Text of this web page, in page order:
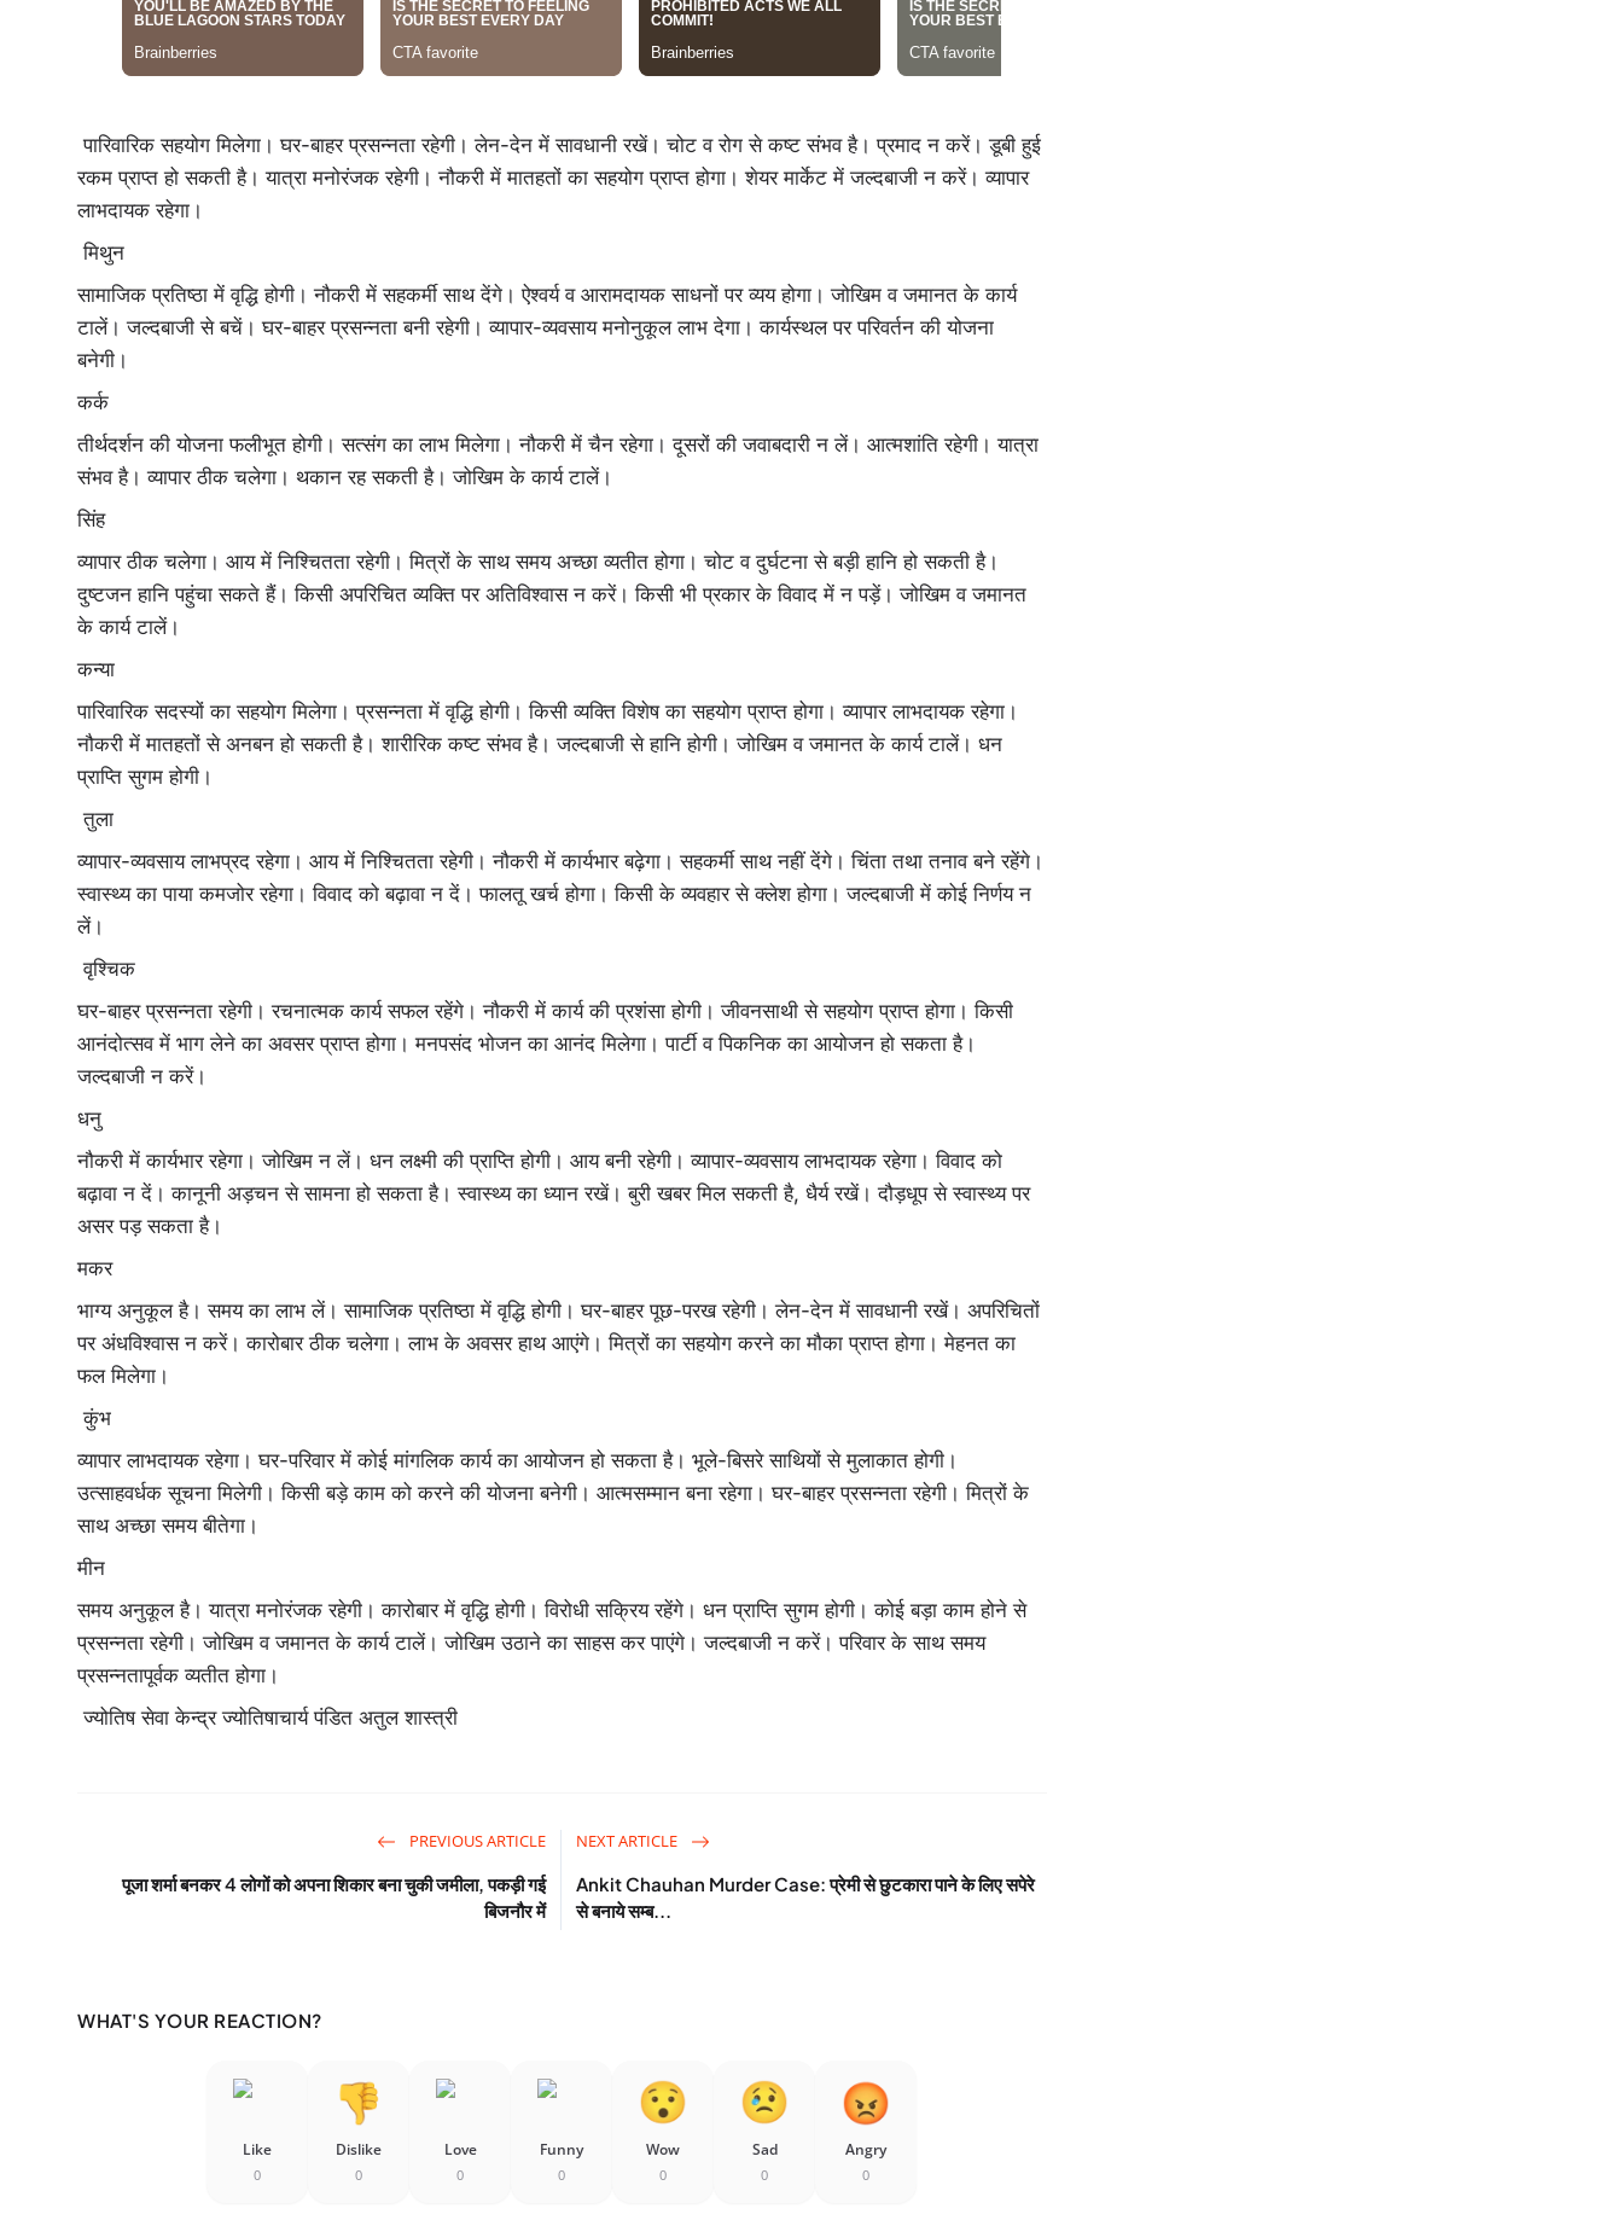
पारिवारिक सहयोग मिलेगा। घर-बाहर प्रसन्नता रहेगी। लेन-देन में सावधानी रखें। चोट व रोग से कष्ट संभव है। प्रमाद न करें। डूबी हुई
रकम प्राप्त हो सकती है। यात्रा मनोरंजक रहेगी। नौकरी में मातहतों का सहयोग प्राप्त होगा। शेयर मार्केट में जल्दबाजी न करें। व्यापार
लाभदायक रहेगा।
मिथुन
सामाजिक प्रतिष्ठा में वृद्धि होगी। नौकरी में सहकर्मी साथ देंगे। ऐश्वर्य व आरामदायक साधनों पर व्यय होगा। जोखिम व जमानत के कार्य
टालें। जल्दबाजी से बचें। घर-बाहर प्रसन्नता बनी रहेगी। व्यापार-व्यवसाय मनोनुकूल लाभ देगा। कार्यस्थल पर परिवर्तन की योजना
बनेगी।
कर्क
तीर्थदर्शन की योजना फलीभूत होगी। सत्संग का लाभ मिलेगा। नौकरी में चैन रहेगा। दूसरों की जवाबदारी न लें। आत्मशांति रहेगी। यात्रा
संभव है। व्यापार ठीक चलेगा। थकान रह सकती है। जोखिम के कार्य टालें।
सिंह
व्यापार ठीक चलेगा। आय में निश्चितता रहेगी। मित्रों के साथ समय अच्‍छा व्यतीत होगा। चोट व दुर्घटना से बड़ी हानि हो सकती है।
दुष्टजन हानि पहुंचा सकते हैं। किसी अपरिचित व्यक्ति पर अतिविश्वास न करें। किसी भी प्रकार के विवाद में न पड़ें। जोखिम व जमानत
के कार्य टालें।
कन्या
पारिवारिक सदस्यों का सहयोग मिलेगा। प्रसन्नता में वृद्धि होगी। किसी व्यक्ति विशेष का सहयोग प्राप्त होगा। व्यापार लाभदायक रहेगा।
नौकरी में मातहतों से अनबन हो सकती है। शारीरिक कष्ट संभव है। जल्दबाजी से हानि होगी। जोखिम व जमानत के कार्य टालें। धन
प्राप्ति सुगम होगी।
तुला
व्यापार-व्यवसाय लाभप्रद रहेगा। आय में निश्चितता रहेगी। नौकरी में कार्यभार बढ़ेगा। सहकर्मी साथ नहीं देंगे। चिंता तथा तनाव बने रहेंगे।
स्वास्थ्य का पाया कमजोर रहेगा। विवाद को बढ़ावा न दें। फालतू खर्च होगा। किसी के व्यवहार से क्लेश होगा। जल्दबाजी में कोई निर्णय न
लें।
वृश्चिक
घर-बाहर प्रसन्नता रहेगी। रचनात्मक कार्य सफल रहेंगे। नौकरी में कार्य की प्रशंसा होगी। जीवनसाथी से सहयोग प्राप्त होगा। किसी
आनंदोत्सव में भाग लेने का अवसर प्राप्त होगा। मनपसंद भोजन का आनंद मिलेगा। पार्टी व पिकनिक का आयोजन हो सकता है।
जल्दबाजी न करें।
धनु
नौकरी में कार्यभार रहेगा। जोखिम न लें। धन लक्ष्मी की प्राप्ति होगी। आय बनी रहेगी। व्यापार-व्यवसाय लाभदायक रहेगा। विवाद को
बढ़ावा न दें। कानूनी अड़चन से सामना हो सकता है। स्वास्थ्य का ध्यान रखें। बुरी खबर मिल सकती है, धैर्य रखें। दौड़धूप से स्वास्थ्य पर
असर पड़ सकता है।
मकर
भाग्य अनुकूल है। समय का लाभ लें। सामाजिक प्रतिष्ठा में वृद्धि होगी। घर-बाहर पूछ-परख रहेगी। लेन-देन में सावधानी रखें। अपरिचितों
पर अंधविश्वास न करें। कारोबार ठीक चलेगा। लाभ के अवसर हाथ आएंगे। मित्रों का सहयोग करने का मौका प्राप्त होगा। मेहनत का
फल मिलेगा।
कुंभ
व्यापार लाभदायक रहेगा। घर-परिवार में कोई मांगलिक कार्य का आयोजन हो सकता है। भूले-बिसरे साथियों से मुलाकात होगी।
उत्साहवर्धक सूचना मिलेगी। किसी बड़े काम को करने की योजना बनेगी। आत्मसम्मान बना रहेगा। घर-बाहर प्रसन्नता रहेगी। मित्रों के
साथ अच्‍छा समय बीतेगा।
मीन
समय अनुकूल है। यात्रा मनोरंजक रहेगी। कारोबार में वृद्धि होगी। विरोधी सक्रिय रहेंगे। धन प्राप्ति सुगम होगी। कोई बड़ा काम होने से
प्रसन्नता रहेगी। जोखिम व जमानत के कार्य टालें। जोखिम उठाने का साहस कर पाएंगे। जल्दबाजी न करें। परिवार के साथ समय
प्रसन्नतापूर्वक व्यतीत होगा।
ज्योतिष सेवा केन्द्र ज्योतिषाचार्य पंडित अतुल शास्त्री
PREVIOUS ARTICLE
पूजा शर्मा बनकर 4 लोगों को अपना शिकार बना चुकी जमीला, पकड़ी गई
बिजनौर में
NEXT ARTICLE
Ankit Chauhan Murder Case: प्रेमी से छुटकारा पाने के लिए सपेरे
से बनाये सम्ब...
WHAT'S YOUR REACTION?
Like
0
Dislike
0
Love
0
Funny
0
Wow
0
Sad
0
Angry
0